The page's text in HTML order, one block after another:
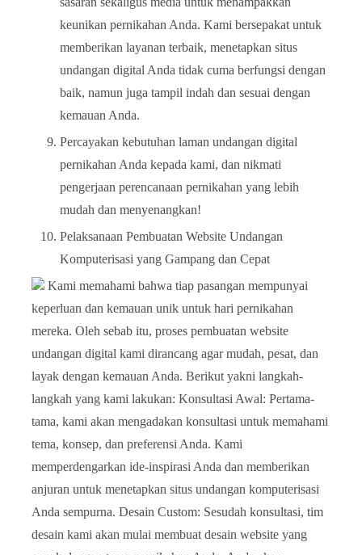
keunikan pernikahan Anda. Kami bersepakat untuk
memberikan layanan terbaik, menetapkan situs
undangan digital Anda tidak cuma berfungsi dengan
baik, namun juga tampil indah dan sesuai dengan
kemauan Anda.
Percayakan kebutuhan laman undangan digital
pernikahan Anda kepada kami, dan nikmati
pengerjaan perencanaan pernikahan yang lebih
mudah dan menyenangkan!
Pelaksanaan Pembuatan Website Undangan
Komputerisasi yang Gampang dan Cepat
Kami memahami bahwa tiap pasangan mempunyai
keperluan dan kemauan unik untuk hari pernikahan
mereka. Oleh sebab itu, proses pembuatan website
undangan digital kami dirancang agar mudah, pesat, dan
layak dengan kemauan Anda. Berikut yakni langkah-
langkah yang kami lakukan: Konsultasi Awal: Pertama-
tama, kami akan mengadakan konsultasi untuk memahami
tema, konsep, dan preferensi Anda. Kami
memperdengarkan ide-inspirasi Anda dan memberikan
anjuran untuk menetapkan situs undangan komputerisasi
Anda sempurna. Desain Custom: Sesudah konsultasi, tim
desain kami akan mulai membuat desain website yang